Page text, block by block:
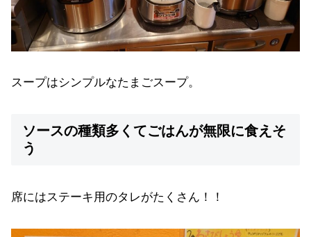
スープはシンプルなたまごスープ。
ソースの種類多くてごはんが無限に食えそ
う
席にはステーキ用のタレがたくさん！！